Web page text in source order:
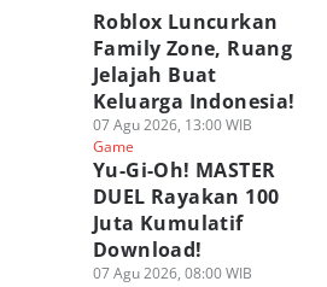
Roblox Luncurkan
Family Zone, Ruang
Jelajah Buat
Keluarga Indonesia!
07 Agu 2026, 13:00 WIB
Game
Yu-Gi-Oh! MASTER
DUEL Rayakan 100
Juta Kumulatif
Download!
07 Agu 2026, 08:00 WIB